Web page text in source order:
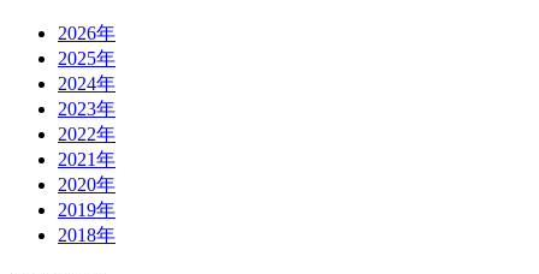
2026年
2025年
2024年
2023年
2022年
2021年
2020年
2019年
2018年